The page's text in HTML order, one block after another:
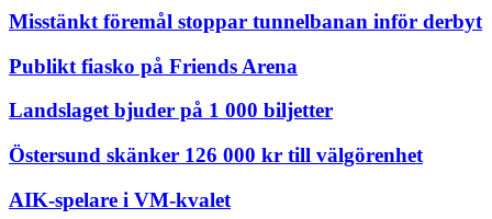
Misstänkt föremål stoppar tunnelbanan inför derbyt
Publikt fiasko på Friends Arena
Landslaget bjuder på 1 000 biljetter
Östersund skänker 126 000 kr till välgörenhet
AIK-spelare i VM-kvalet